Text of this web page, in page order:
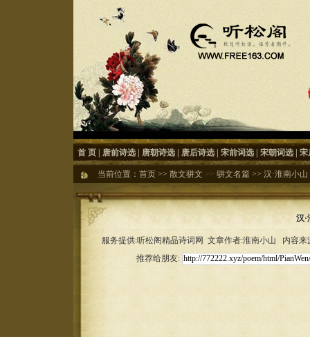
首 页 唐前诗选 唐朝诗选 唐后诗选 宋前词选 宋朝词选 宋
当前位置： 首页 >> 散文骈文 >> 骈文名篇 >> 汉·淮南小
汉
服务提供:听松阁精品诗词网 文章作者:淮南小山 内容
推荐给朋友: